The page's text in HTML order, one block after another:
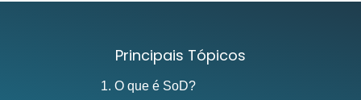
Principais Tópicos
1. O que é SoD?